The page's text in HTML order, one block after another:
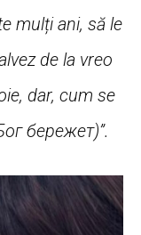
mulți ani, să le
de la vreo
dar, cum se
бережет)”.